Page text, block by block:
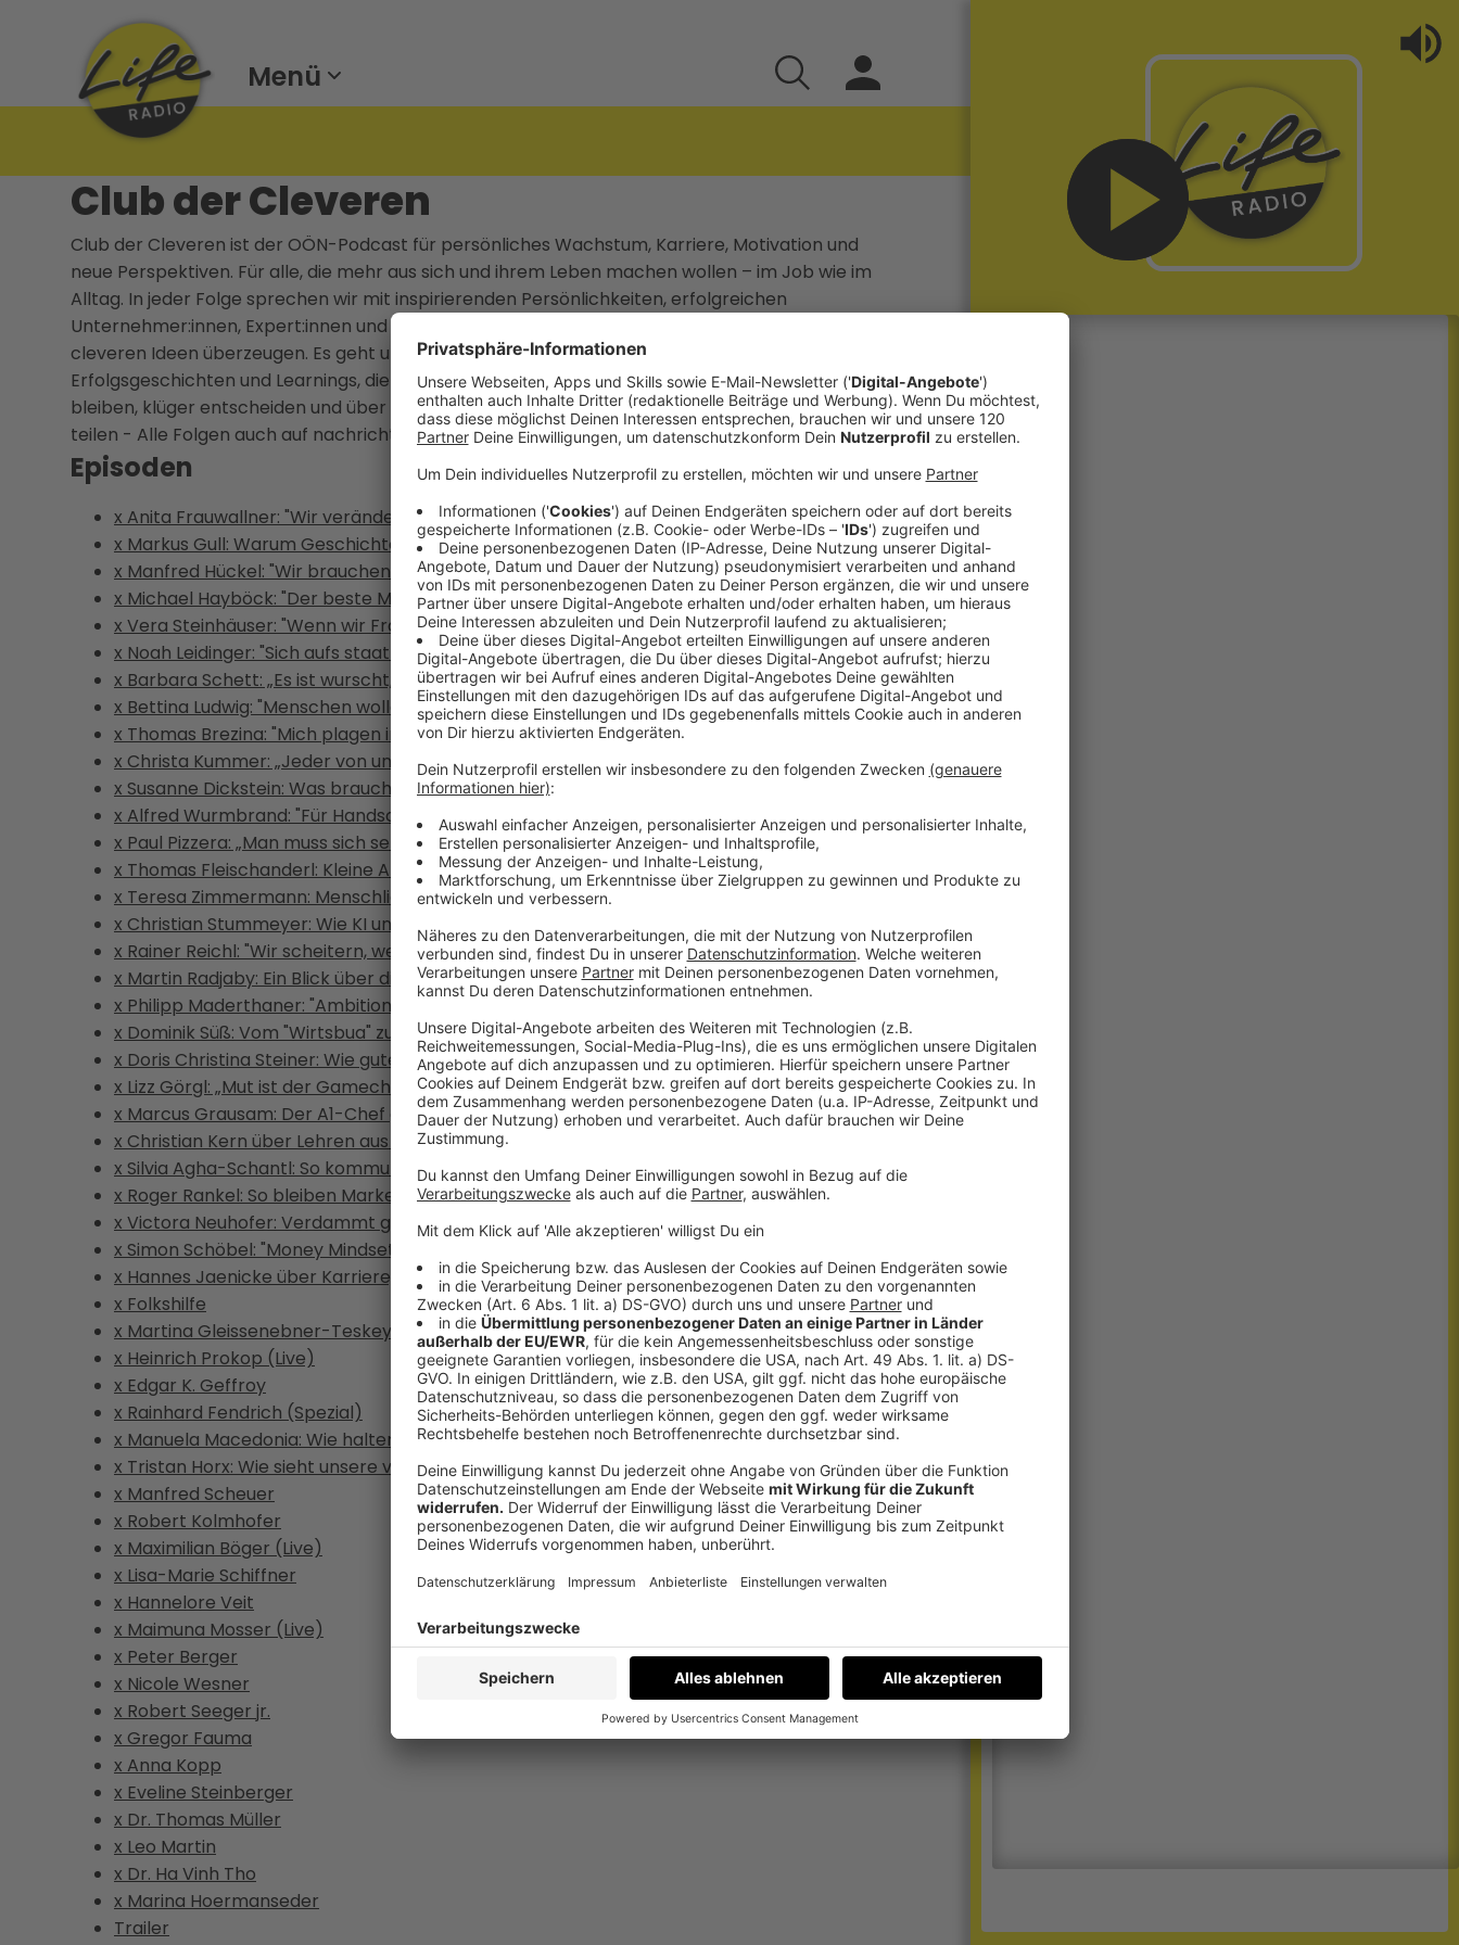
Menü
Club der Cleveren
Club der Cleveren ist der OÖN-Podcast für persönliches Wachstum, Karriere, Motivation und
neue Perspektiven. Für alle, die mehr aus sich und ihrem Leben machen wollen – im Job wie im
Alltag. In jeder Folge sprechen wir mit inspirierenden Persönlichkeiten, erfolgreichen
Unternehmer:innen, Expert:innen und spannenden Köpfen, die mit Erfahrung, Wissen und
cleveren Ideen überzeugen. Es geht um Karrierewege, Mindset, Weiterentwicklung,
Erfolgsgeschichten und Learnings, die wirklich weiterhelfen. Der Podcast für alle, die neugierig
bleiben, klüger entscheiden und über sich hinauswachsen wollen. - Jetzt abonnieren, bewerten &
teilen - Alle Folgen auch auf nachrichten.at/podcasts und in der OÖN App
Episoden
x Anita Frauwallner: "Wir verändern etwas an der Gesundheit der Welt"
x Markus Gull: Warum Geschichten uns erfolgreicher machen
x Manfred Hückel: "Wir brauchen ein 'Warum', das Gänsehaut macht"
x Michael Hayböck: "Der beste Mentalcoach ist die Erfahrung"
x Vera Steinhäuser: "Wenn wir Frauen Macht ignorieren, findet sie ohne uns statt"
x Noah Leidinger: "Sich aufs staatliche Pensionssystem zu verlassen, ist höchst riskant"
x Barbara Schett: „Es ist wurscht, was andere über dich denken“
x Bettina Ludwig: "Menschen wollen bedingungslos geben"
x Thomas Brezina: "Mich plagen immer noch Selbstzweifel"
x Christa Kummer: „Jeder von uns kann etwas verändern“
x Susanne Dickstein: Was braucht moderner Journalismus?
x Alfred Wurmbrand: "Für Handschlag-Qualität braucht man Hände"
x Paul Pizzera: „Man muss sich selbst der beste Freund werden“
x Thomas Fleischanderl: Kleine Abenteuer für ein erfülltes Jahr
x Teresa Zimmermann: Menschliches Leadership in Zeiten von KI
x Christian Stummeyer: Wie KI unser Leben leichter macht - oder auch nicht
x Rainer Reichl: "Wir scheitern, weil die Ziele zu niedrig sind, nicht zu hoch"
x Martin Radjaby: Ein Blick über die Schulter des "Glaub an dich"-Erfinders
x Philipp Maderthaner: "Ambition muss wieder ins Spiel"
x Dominik Süß: Vom "Wirtsbua" zum Koch-Influencer
x Doris Christina Steiner: Wie gute Kampagnen überraschen
x Lizz Görgl: „Mut ist der Gamechanger“
x Marcus Grausam: Der A1-Chef geht - was kommt und was bleibt
x Christian Kern über Lehren aus der Politik, Mut und "Sehnsucht aufs Meer"
x Silvia Agha-Schantl: So kommunizieren wir überzeugend
x Roger Rankel: So bleiben Marken relevant
x Victora Neuhofer: Verdammt gutes Plastik und der Mut zur Veränderung
x Simon Schöbel: "Money Mindset" und kluges Investieren
x Hannes Jaenicke über Karriere, Nachhaltigkeit und unfassbaren Quark
x Folkshilfe
x Martina Gleissenebner-Teskey über GNTM, Nachhaltigkeit und Charisma
x Heinrich Prokop (Live)
x Edgar K. Geffroy
x Rainhard Fendrich (Spezial)
x Manuela Macedonia: Wie halten wir unser Gehirn fit?
x Tristan Horx: Wie sieht unsere verflixte Zukunft aus?
x Manfred Scheuer
x Robert Kolmhofer
x Maximilian Böger (Live)
x Lisa-Marie Schiffner
x Hannelore Veit
x Maimuna Mosser (Live)
x Peter Berger
x Nicole Wesner
x Robert Seeger jr.
x Gregor Fauma
x Anna Kopp
x Eveline Steinberger
x Dr. Thomas Müller
x Leo Martin
x Dr. Ha Vinh Tho
x Marina Hoermanseder
Trailer